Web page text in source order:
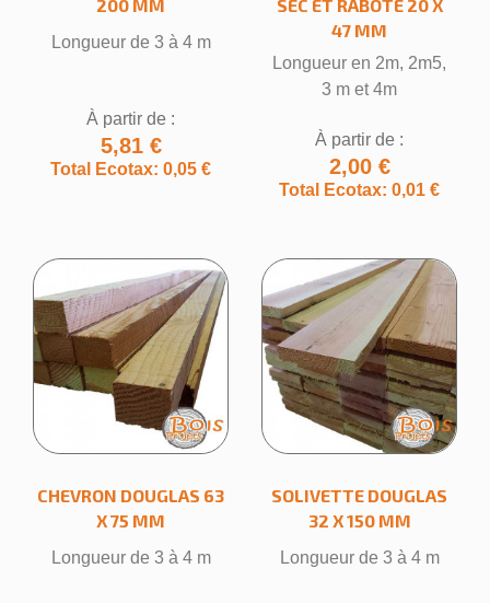
200 MM
Longueur de 3 à 4 m
À partir de :
5,81 €
Total Ecotax: 0,05 €
SEC ET RABOTÉ 20 X
47 MM
Longueur en 2m, 2m5,
3 m et 4m
À partir de :
2,00 €
Total Ecotax: 0,01 €
CHEVRON DOUGLAS 63
X 75 MM
Longueur de 3 à 4 m
SOLIVETTE DOUGLAS
32 X 150 MM
Longueur de 3 à 4 m
Créer une liste d'envies ×
Nom de la liste d'envies